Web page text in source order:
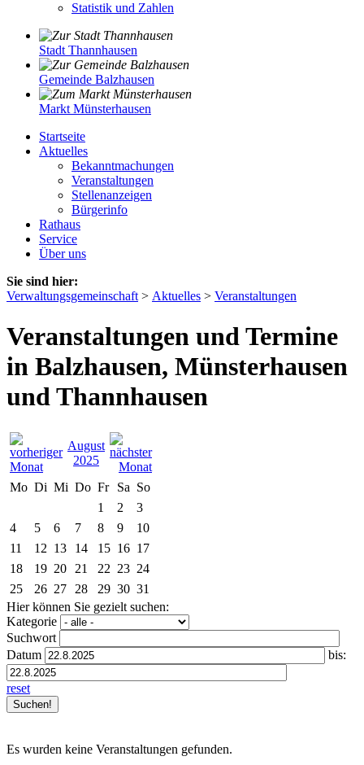
Statistik und Zahlen
Stadt Thannhausen
Gemeinde Balzhausen
Markt Münsterhausen
Startseite
Aktuelles
Bekanntmachungen
Veranstaltungen
Stellenanzeigen
Bürgerinfo
Rathaus
Service
Über uns
Sie sind hier:
Verwaltungsgemeinschaft > Aktuelles > Veranstaltungen
Veranstaltungen und Termine
in Balzhausen, Münsterhausen
und Thannhausen
August
2025
Mo Di Mi Do Fr Sa So
1
2
3
4
5 6 7 8 9
10
11
12 13 14 15 16 17
18
19 20 21 22 23 24
25
26 27 28 29 30 31
Hier können Sie gezielt suchen:
Kategorie
Suchwort
Datum
bis:
reset
Es wurden keine Veranstaltungen gefunden.